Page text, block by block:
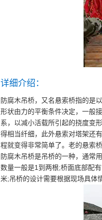
详细介绍：
防腐木吊桥，又名悬索桥指的是
形状由力的平衡条件决定，一般
系，以减小活载所引起的挠度
得相当纤细，此外悬索对塔架还
程就变得非常简单了。老的悬索
防腐木吊桥是吊桥的一种，通常
数量一般是1到两根;桥面底部配
米;吊桥的设计需要根据现场具体